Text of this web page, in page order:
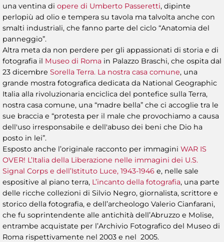
una ventina di opere di Umberto Passeretti, dipinte
perlopiù ad olio e tempera su tavola ma talvolta anche con
smalti industriali, che fanno parte del ciclo “Anatomia del
panneggio”.
Altra meta da non perdere per gli appassionati di storia e di
fotografia il Museo di Roma in Palazzo Braschi, che ospita dal
23 dicembre Sorella Terra. La nostra casa comune, una
grande mostra fotografica dedicata da National Geographic
Italia alla rivoluzionaria enciclica del pontefice sulla Terra,
nostra casa comune, una “madre bella” che ci accoglie tra le
sue braccia e “protesta per il male che provochiamo a causa
dell'uso irresponsabile e dell'abuso dei beni che Dio ha
posto in lei”.
Esposto anche l’originale racconto per immagini WAR IS
OVER! L’Italia della Liberazione nelle immagini dei U.S.
Signal Corps e dell’Istituto Luce, 1943-1946 e, nelle sale
espositive al piano terra, L’incanto della fotografia, una parte
delle ricche collezioni di Silvio Negro, giornalista, scrittore e
storico della fotografia, e dell’archeologo Valerio Cianfarani,
che fu soprintendente alle antichità dell’Abruzzo e Molise,
entrambe acquistate per l’Archivio Fotografico del Museo di
Roma rispettivamente nel 2003 e nel 2005.